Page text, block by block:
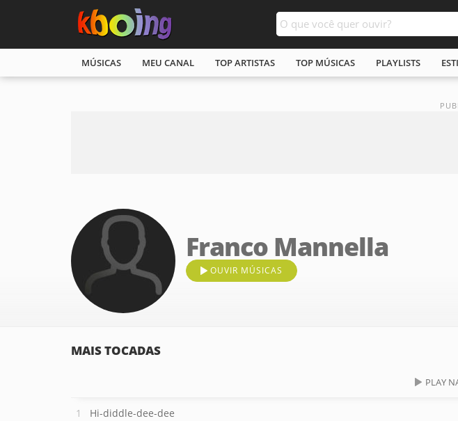
MÚSICAS MEU CANAL TOP ARTISTAS TOP MÚSICAS PLAYLISTS
Franco Mannella
OUVIR MÚSICAS
MAIS TOCADAS
PLAY
Hi-diddle-dee-dee